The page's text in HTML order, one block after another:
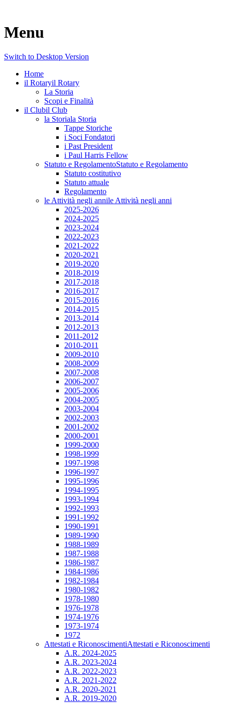
Menu
Switch to Desktop Version
Home
il Rotaryil Rotary
La Storia
Scopi e Finalità
il Clubil Club
la Storiala Storia
Tappe Storiche
i Soci Fondatori
i Past President
i Paul Harris Fellow
Statuto e RegolamentoStatuto e Regolamento
Statuto costitutivo
Statuto attuale
Regolamento
le Attività negli annile Attività negli anni
2025-2026
2024-2025
2023-2024
2022-2023
2021-2022
2020-2021
2019-2020
2018-2019
2017-2018
2016-2017
2015-2016
2014-2015
2013-2014
2012-2013
2011-2012
2010-2011
2009-2010
2008-2009
2007-2008
2006-2007
2005-2006
2004-2005
2003-2004
2002-2003
2001-2002
2000-2001
1999-2000
1998-1999
1997-1998
1996-1997
1995-1996
1994-1995
1993-1994
1992-1993
1991-1992
1990-1991
1989-1990
1988-1989
1987-1988
1986-1987
1984-1986
1982-1984
1980-1982
1978-1980
1976-1978
1974-1976
1973-1974
1972
Attestati e RiconoscimentiAttestati e Riconoscimenti
A.R. 2024-2025
A.R. 2023-2024
A.R. 2022-2023
A.R. 2021-2022
A.R. 2020-2021
A.R. 2019-2020